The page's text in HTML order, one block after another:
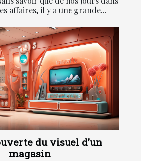
affaires, il y a une grande...
du visuel d’un
magasin